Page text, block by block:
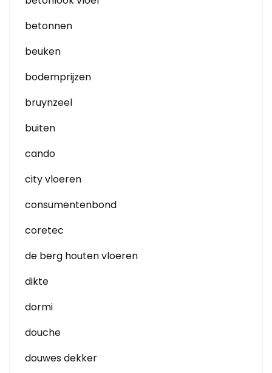
betonnen
beuken
bodemprijzen
bruynzeel
buiten
cando
city vloeren
consumentenbond
coretec
de berg houten vloeren
dikte
dormi
douche
douwes dekker